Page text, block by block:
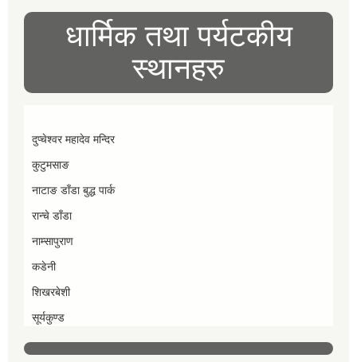
धार्मिक तथा पर्यटकीय
स्थानहरु
दुप्चेश्वर महादेव मन्दिर
कुटुमसाङ
नाटाङ डाँडा बुद्ध पार्क
रान्चे डाँडा
नाम्सापुराण
कडेनी
शिखरबेशी
सूर्यकुण्ड